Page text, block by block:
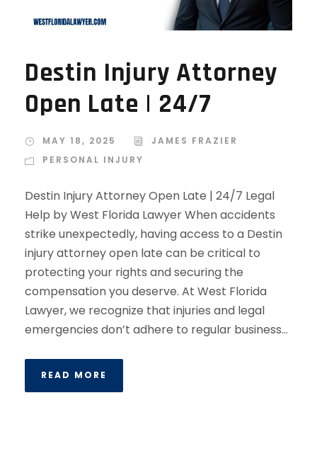
Destin Injury Attorney
Open Late | 24/7
MAY 18, 2025
JAMES FRAZIER
PERSONAL INJURY
Destin Injury Attorney Open Late | 24/7 Legal
Help by West Florida Lawyer When accidents
strike unexpectedly, having access to a Destin
injury attorney open late can be critical to
protecting your rights and securing the
compensation you deserve. At West Florida
Lawyer, we recognize that injuries and legal
emergencies don’t adhere to regular business...
READ MORE